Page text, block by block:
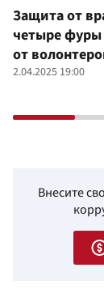
Защита от
четыре фуры
от
2.04.2025 19:00
Внесите